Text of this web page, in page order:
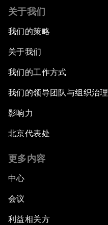
关于我们
我们的策略
关于我们
我们的工作方式
我们的领导团队与组织治理
影响力
北京代表处
更多内容
中心
会议
利益相关方